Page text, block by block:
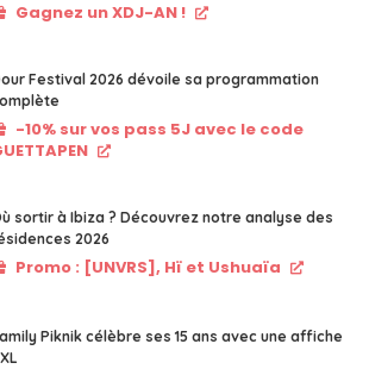
Gagnez un XDJ-AN !
Festival 2026 dévoile sa programmation
-10% sur vos pass 5J avec le code
sortir à Ibiza ? Découvrez notre analyse des
2026
Promo : [UNVRS], Hï et Ushuaïa
Piknik célèbre ses 15 ans avec une affiche